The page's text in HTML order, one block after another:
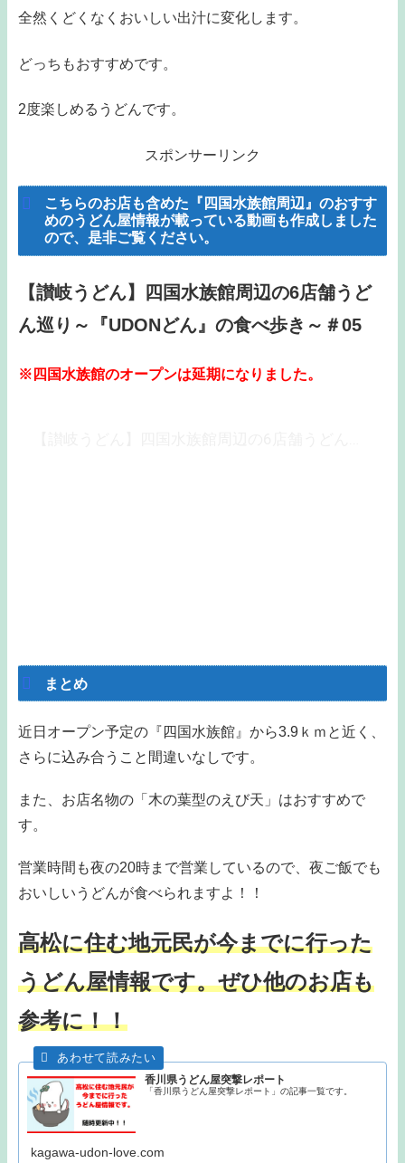
全然くどくなくおいしい出汁に変化します。
どっちもおすすめです。
2度楽しめるうどんです。
スポンサーリンク
こちらのお店も含めた『四国水族館周辺』のおすす
めのうどん屋情報が載っている動画も作成しました
ので、是非ご覧ください。
【讃岐うどん】四国水族館周辺の6店舗うど
ん巡り～『UDONどん』の食べ歩き～＃05
※四国水族館のオープンは延期になりました。
まとめ
近日オープン予定の『四国水族館』から3.9ｋｍと近く、
さらに込み合うこと間違いなしです。
また、お店名物の「木の葉型のえび天」はおすすめで
す。
営業時間も夜の20時まで営業しているので、夜ご飯でも
おいしいうどんが食べられますよ！！
高松に住む地元民が今までに行った
うどん屋情報です。ぜひ他のお店も
参考に！！
香川県うどん屋突撃レポート
「香川県うどん屋突撃レポート」の記事一覧です。
kagawa-udon-love.com